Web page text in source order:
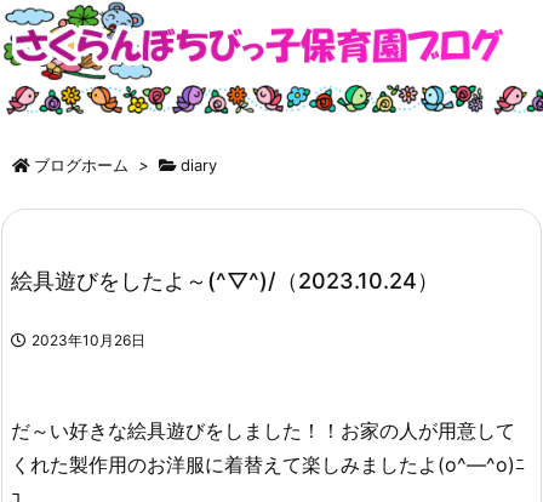
ブログホーム > diary
絵具遊びをしたよ～(^▽^)/（2023.10.24）
2023年10月26日
だ～い好きな絵具遊びをしました！！お家の人が用意して
くれた製作用のお洋服に着替えて楽しみましたよ(o^―^o)ﾆ